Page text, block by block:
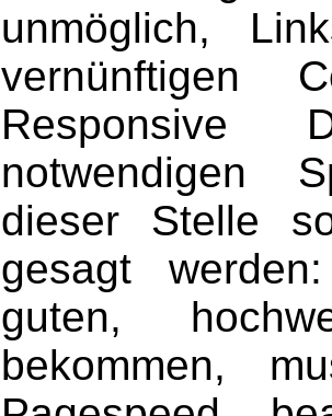
unmöglich,
vernünftigen
Responsive
notwendigen
dieser Stelle
gesagt
guten,
bekommen,